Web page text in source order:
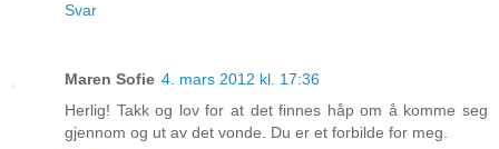
Svar
Maren Sofie 4. mars 2012 kl. 17:36
Herlig! Takk og lov for at det finnes håp om å komme seg
gjennom og ut av det vonde. Du er et forbilde for meg.